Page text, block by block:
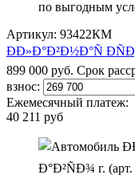
Артикул: 93422КМ
ÐÐ»Ð°Ð²Ð½Ð°Ñ
899 000 руб. Срок
взнос:
Ежемесячный платеж:
40 211 руб